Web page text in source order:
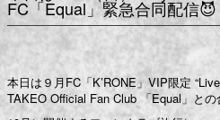
FC「Equal」緊急合同配信😈
本日は９月FC「K’RONE」VIP限定
TAKEO Official Fan Club 「Equal」と